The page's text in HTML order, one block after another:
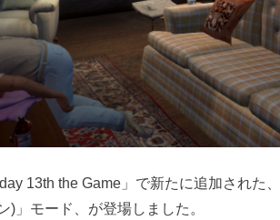
13th the Game」で新たに追加された
)」モード、が登場しました。